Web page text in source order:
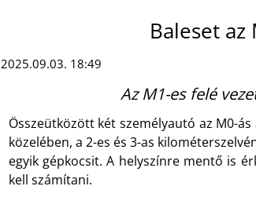
Baleset
2025.09.03. 18:49
Az M1-es felé
Összeütközött két személyautó az M0-
közelében, a 2-es és 3-as
egyik gépkocsit. A helyszínre mentő is
kell számítani.